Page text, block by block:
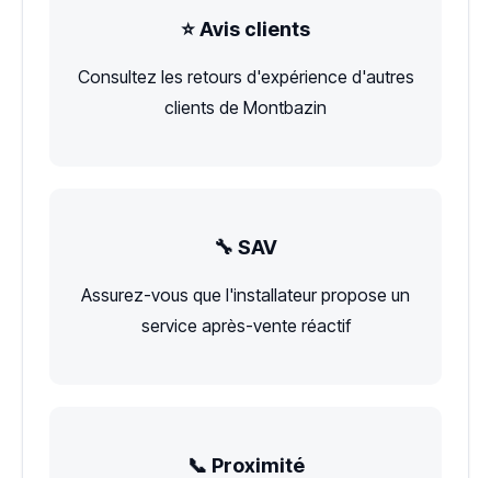
⭐ Avis clients
Consultez les retours d'expérience d'autres
clients de Montbazin
🔧 SAV
Assurez-vous que l'installateur propose un
service après-vente réactif
📞 Proximité